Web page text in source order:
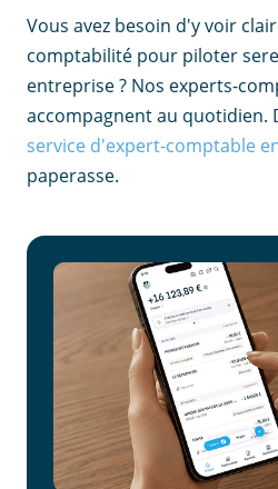
Vous avez besoin d'y voir
comptabilité pour piloter
entreprise ? Nos experts-
accompagnent au quotidien.
service d'expert-comptable
paperasse.